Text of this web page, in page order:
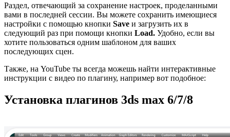
Раздел, отвечающий за сохранение настроек, проделанными
вами в последней сессии. Вы можете сохранить имеющиеся
настройки с помощью кнопки Save и загрузить их в
следующий раз при помощи кнопки Load. Удобно, если вы
хотите пользоваться одним шаблоном для ваших
последующих сцен.
Также, на YouTube ты всегда можешь найти интерактивные
инструкции с видео по плагину, например вот подобное:
Установка плагинов 3ds max 6/7/8